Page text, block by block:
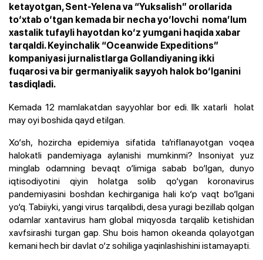
ketayotgan, Sent-Yelena va “Yuksalish” orollarida
to‘xtab o‘tgan kemada bir necha yo‘lovchi noma’lum
xastalik tufayli hayotdan ko‘z yumgani haqida xabar
tarqaldi. Keyinchalik “Oceanwide Expeditions”
kompaniyasi jurnalistlarga Gollandiyaning ikki
fuqarosi va bir germaniyalik sayyoh halok bo‘lganini
tasdiqladi.
Kemada 12 mamlakatdan sayyohlar bor edi. Ilk xatarli holat
may oyi boshida qayd etilgan.
Xo‘sh, hozircha epidemiya sifatida ta’riflanayotgan voqea
halokatli pandemiyaga aylanishi mumkinmi? Insoniyat yuz
minglab odamning bevaqt o‘limiga sabab bo‘lgan, dunyo
iqtisodiyotini qiyin holatga solib qo‘ygan koronavirus
pandemiyasini boshdan kechirganiga hali ko‘p vaqt bo‘lgani
yo‘q. Tabiiyki, yangi virus tarqalibdi, desa yuragi bezillab qolgan
odamlar xantavirus ham global miqyosda tarqalib ketishidan
xavfsirashi turgan gap. Shu bois hamon okeanda qolayotgan
kemani hech bir davlat o‘z sohiliga yaqinlashishini istamayapti.